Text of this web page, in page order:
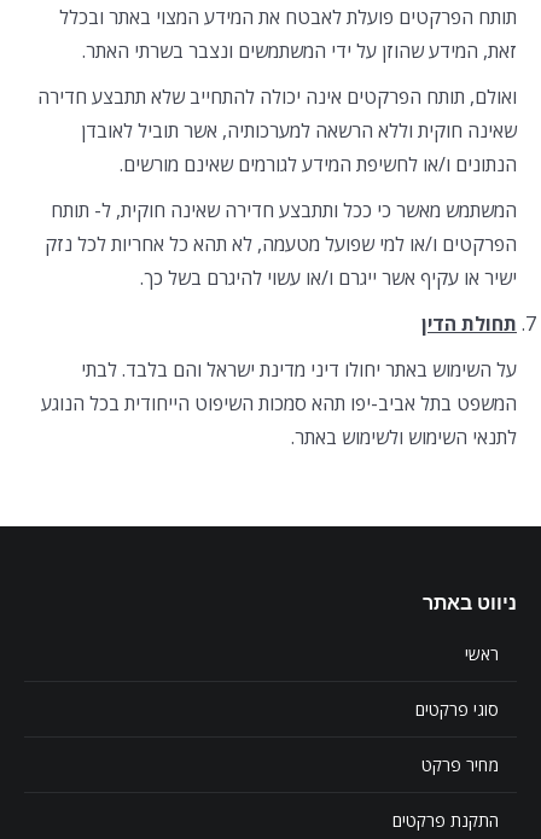
תותח הפרקטים פועלת לאבטח את המידע המצוי באתר ובכלל
זאת, המידע שהוזן על ידי המשתמשים ונצבר בשרתי האתר.
ואולם, תותח הפרקטים אינה יכולה להתחייב שלא תתבצע חדירה
שאינה חוקית וללא הרשאה למערכותיה, אשר תוביל לאובדן
הנתונים ו/או לחשיפת המידע לגורמים שאינם מורשים.
המשתמש מאשר כי ככל ותתבצע חדירה שאינה חוקית, ל- תותח
הפרקטים ו/או למי שפועל מטעמה, לא תהא כל אחריות לכל נזק
ישיר או עקיף אשר ייגרם ו/או עשוי להיגרם בשל כך.
תחולת הדין
על השימוש באתר יחולו דיני מדינת ישראל והם בלבד. לבתי
המשפט בתל אביב-יפו תהא סמכות השיפוט הייחודית בכל הנוגע
לתנאי השימוש ולשימוש באתר.
ניווט באתר
ראשי
סוגי פרקטים
מחיר פרקט
התקנת פרקטים